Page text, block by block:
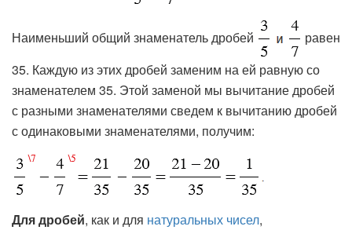
Наименьший общий знаменатель дробей
равен
35. Каждую из этих дробей заменим на ей равную со
знаменателем 35. Этой заменой мы вычитание дробей
с разными знаменателями сведем к вычитанию дробей
с одинаковыми знаменателями, получим:
Для дробей, как и для натуральных чисел,